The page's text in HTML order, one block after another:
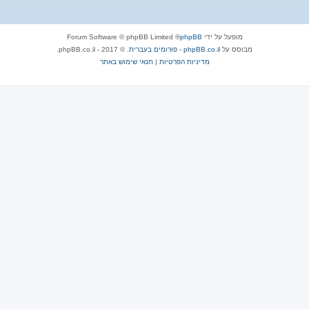
מופעל על ידי phpBB
® Forum Software © phpBB Limited
מבוסס על phpBB.co.il - פורומים בעברית
. © 2017 - phpBB.co.il.
מדיניות הפרטיות |תנאי שימוש באתר